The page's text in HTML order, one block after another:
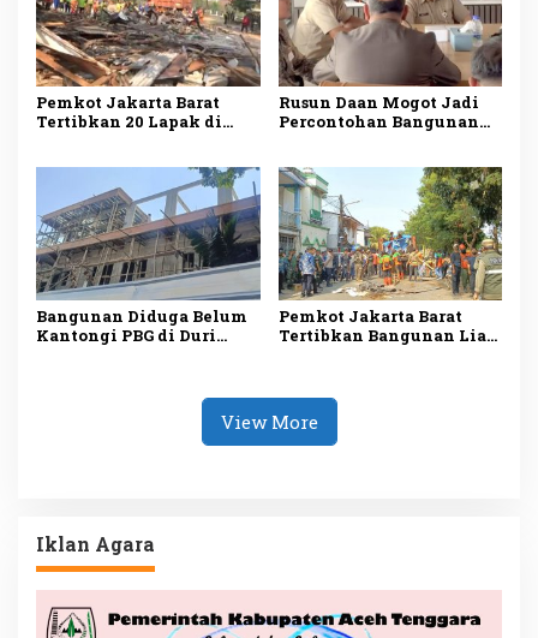
Pemkot Jakarta Barat
Tertibkan 20 Lapak di
Jadi Sarana Olahraga
Rusun Daan Mogot Jadi
Percontohan Bangunan
Implementasi Sertifikasi
EDGE
Bangunan Diduga Belum
Kantongi PBG di Duri
Pemkot Jakarta Barat
Tertibkan Bangunan Liar
View More
Iklan Agara